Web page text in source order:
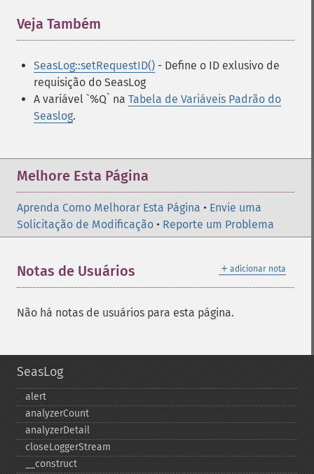
Veja Também
SeasLog::setRequestID() - Define o ID exlusivo de
requisição do SeasLog
A variável `%Q` na Tabela de Variáveis Padrão do
Seaslog.
Melhore Esta Página
Aprenda Como Melhorar Esta Página • Envie uma
Solicitação de Modificação • Reporte um Problema
＋ adicionar nota
Notas de Usuários
Não há notas de usuários para esta página.
SeasLog
alert
analyzerCount
analyzerDetail
closeLoggerStream
_​_​construct